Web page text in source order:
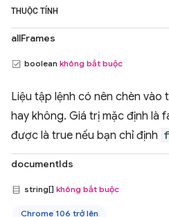
THUỘC TÍNH
allFrames
boolean không bắt buộc
Liệu tập lệnh có nên chèn
hay không. Giá trị mặc định là
được là true nếu bạn chỉ định
documentIds
string[] không bắt buộc
Chrome 106 trở lên